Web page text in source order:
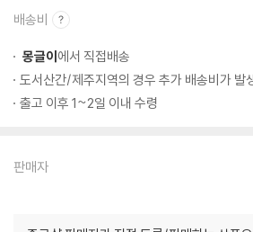
배송비
몽글이에서 직접배송
도서산간/제주지역의 경우 추가 배송비가 발
출고 이후 1~2일 이내 수령
판매자